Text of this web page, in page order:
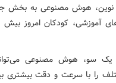
هوش مصنوعی به بخش
آموزشی، کودکان امروز
سو، هوش مصنوعی
با سرعت و دقت بیشتری